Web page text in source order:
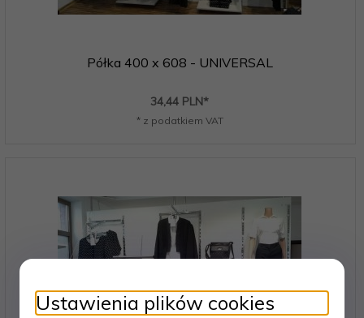
Półka 400 x 608 - UNIVERSAL
34,44 PLN*
* z podatkiem VAT
Ustawienia plików cookies